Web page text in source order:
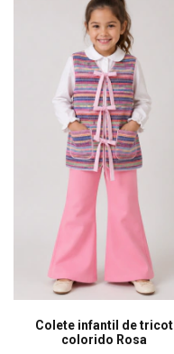
Colete infantil de tricot
colorido Rosa